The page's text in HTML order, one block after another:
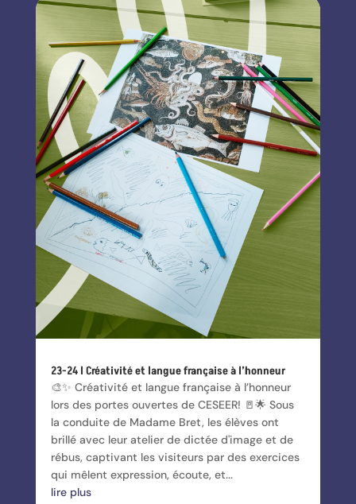
23-24 l Créativité et langue française à l’honneur
🎨✨ Créativité et langue française à l’honneur
lors des portes ouvertes de CESEER! 🚪🌟 Sous
la conduite de Madame Bret, les élèves ont
brillé avec leur atelier de dictée d'image et de
rébus, captivant les visiteurs par des exercices
qui mêlent expression, écoute, et...
lire plus